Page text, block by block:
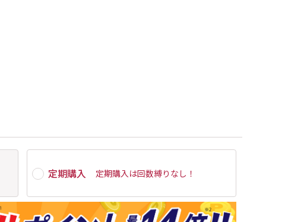
定期購入 定期購入は回数縛りなし ！